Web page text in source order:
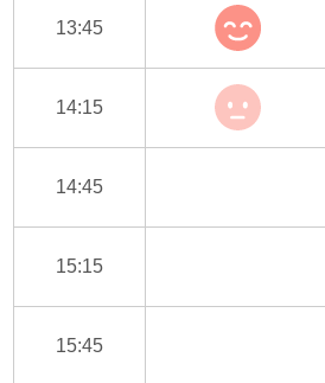
13:45
14:15
14:45
15:15
15:45